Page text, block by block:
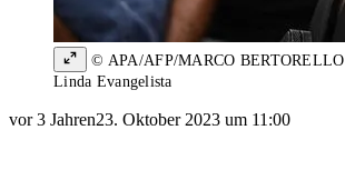
© APA/AFP/MARCO BERTORELLO
Linda Evangelista
vor 3 Jahren23. Oktober 2023 um 11:00